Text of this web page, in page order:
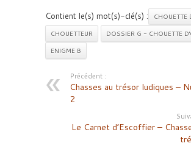
Contient le(s) mot(s)-clé(s) :
CHOUETTE
CHOUETTEUR
DOSSIER G - CHOUETTE
ENIGME B
Précédent :
Chasses au trésor ludiques –
2
Le Carnet d’Escoffier –